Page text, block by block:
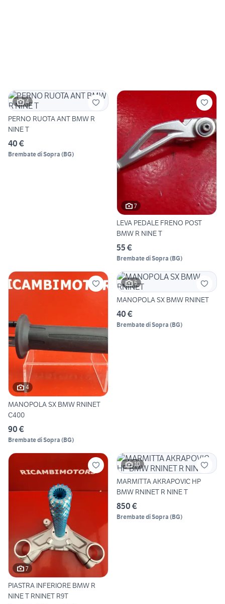
4
PERNO RUOTA ANT BMW R
NINE T
40 €
Brembate di Sopra (BG)
7
LEVA PEDALE FRENO POST
BMW R NINE T
55 €
Brembate di Sopra (BG)
4
MANOPOLA SX BMW RNINET
C400
90 €
Brembate di Sopra (BG)
5
MANOPOLA SX BMW RNINET
40 €
Brembate di Sopra (BG)
7
PIASTRA INFERIORE BMW R
NINE T RNINET R9T
10
MARMITTA AKRAPOVIC HP
BMW RNINET R NINE T
850 €
Brembate di Sopra (BG)